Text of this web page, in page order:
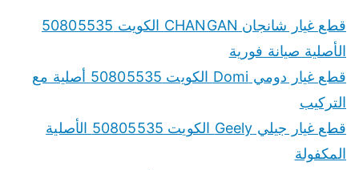
قطع غيار شانجان CHANGAN الكويت 50805535
الأصلية صيانة فورية
قطع غيار دومي Domi الكويت 50805535 أصلية مع
التركيب
قطع غيار جيلي Geely الكويت 50805535 الأصلية
المكفولة